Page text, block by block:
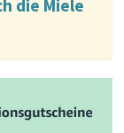
die Miele